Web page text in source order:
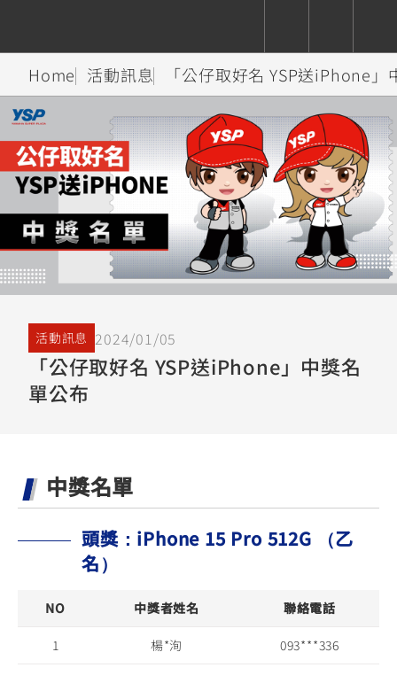
Super
Sport
Hyper
Naked
Sport
Heritage
YZF-R9
550+
550+
YZF-R3
YZF-R15
150
MT-
09
Y-
AMT
MT-
09
550+
251~549
XSR
700
550+
155
Premium Sport FashionAdventureFamily
TMAX
550+
251~549
NMAX
AUGUR
150
CYGNUS
XR
150
CYGNUS
150
125
Limi
125
BW'S
125
AXIS
Z /
Zii
JOG
CUXiE
追蹤愛車
我的愛車 瀏覽紀錄
Home 活動訊息 「公仔取好名 YSP送iPhone
活動訊息 2024/01/05
「公仔取好名 YSP送iPhone」中獎名
單公布
中獎名單
頭獎：iPhone 15 Pro 512G （乙
名）
NO 中獎者姓名 聯絡電話
1 楊*洵 093***336